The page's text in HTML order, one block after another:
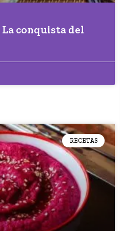
conquista del
RECETAS